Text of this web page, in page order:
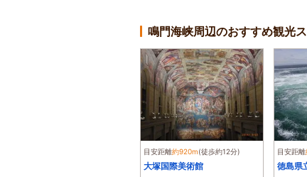
鳴門海峡周辺のおすすめ観光
目安距離約920m(徒歩約12分)
大塚国際美術館
目安距離
徳島県